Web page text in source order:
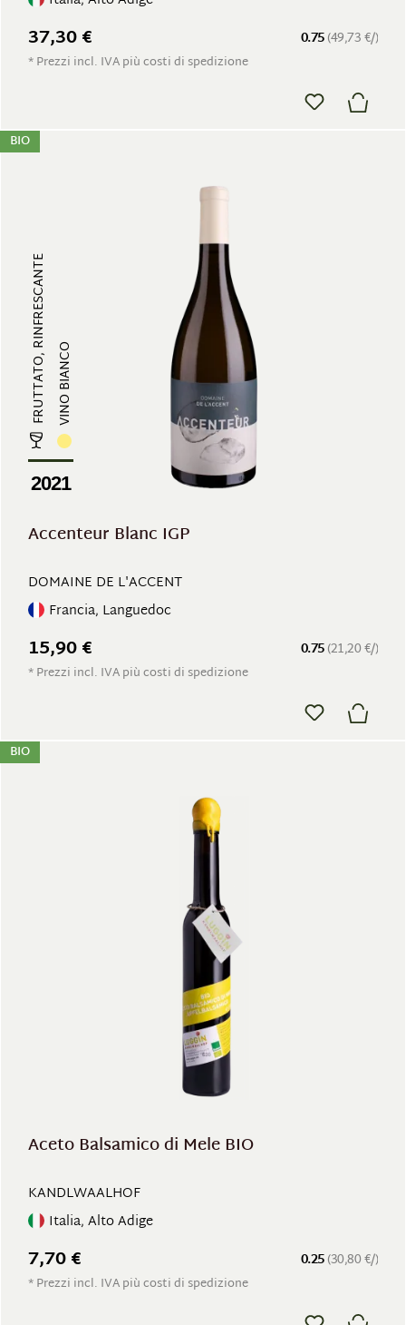
0.75(49,73 €/)
37,30 €
* Prezzi incl. IVA più costi di spedizione
BIO
FRUTTATO, RINFRESCANTEVINO BIANCO
2021
Accenteur Blanc IGP
DOMAINE DE L'ACCENT
Francia, Languedoc
0.75(21,20 €/)
15,90 €
* Prezzi incl. IVA più costi di spedizione
BIO
Aceto Balsamico di Mele BIO
KANDLWAALHOF
Italia, Alto Adige
0.25(30,80 €/)
7,70 €
* Prezzi incl. IVA più costi di spedizione